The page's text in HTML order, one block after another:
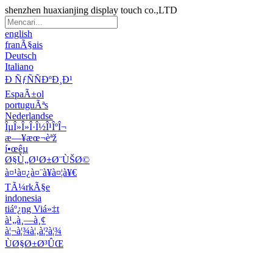
shenzhen huaxianjing display touch co.,LTD
english
franÃ§ais
Deutsch
Italiano
Ð ÑƒÑÑÐºÐ¸Ð¹
EspaÃ±ol
portuguÃªs
Nederlandse
ÎµÎ»Î»Î·Î½Î¹ÎºÎ¬
æ—¥æœ¬èªž
í•œêµ­
Ø§Ù„Ø¹Ø±Ø¨ÙŠØ©
à¤¹à¤¿à¤¨à¥à¤¦à¥€
TÃ¼rkÃ§e
indonesia
tiáº¿ng Viá»‡t
à¹„à¸—à¸¢
à¦¬à¦¾à¦‚à¦²à¦¾
ÙØ§Ø±Ø³ÛŒ